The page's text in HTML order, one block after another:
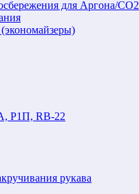
для Аргона/СО2
Р1П, RB-22
рукава